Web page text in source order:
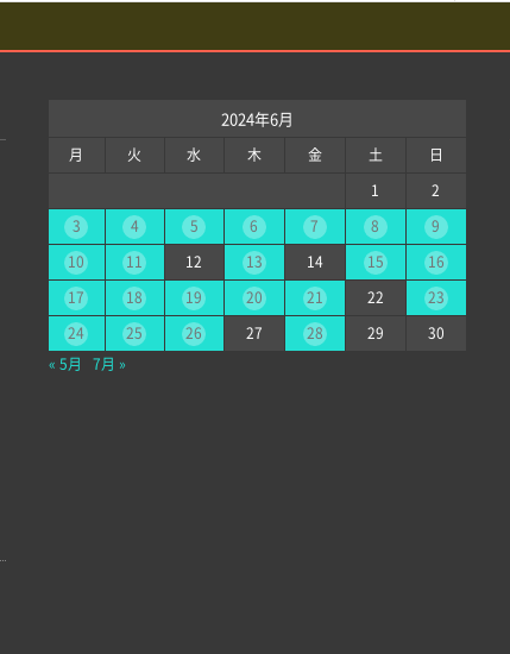
2024年6月
月 火 水 木 金 土
日
1
2
3
4 5 6 7 8
9
10
11 12 13 14 15
16
17
18 19 20 21 22
23
24
25 26 27 28 29
30
« 5月
7月 »